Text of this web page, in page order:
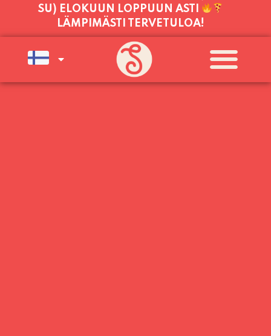
KLO 11-21) SUNNUNTAIHIN 16.8.
SAAKKA JONKA JÄLKEEN OLEMME
AVOINNA VIIKONLOPPUISIN (PE-
SU) ELOKUUN LOPPUUN ASTI
LÄMPIMÄSTI TERVETULOA!